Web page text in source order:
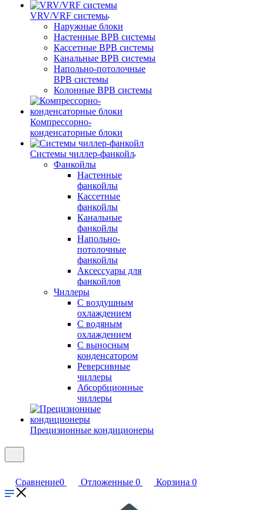
VRV/VRF системы
Наружные блоки
Настенные ВРВ системы
Кассетные ВРВ системы
Канальные ВРВ системы
Напольно-потолочные
ВРВ системы
Колонные ВРВ системы
Компрессорно-
конденсаторные блоки
Системы чиллер-фанкойл
Фанкойлы
Настенные
фанкойлы
Кассетные
фанкойлы
Канальные
фанкойлы
Напольно-
потолочные
фанкойлы
Аксессуары для
фанкойлов
Чиллеры
С воздушным
охлаждением
С водяным
охлаждением
С выносным
конденсатором
Реверсивные
чиллеры
Абсорбционные
чиллеры
Прецизионные кондиционеры
Сравнение0 Отложенные 0 Корзина 0